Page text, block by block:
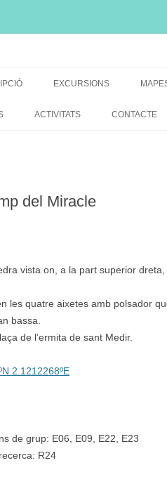
EXCURSIONS
DE GRUP
ACTIVITATS CONTACTE
del Miracle
vista on, a la part superior
les quatre aixetes amb polsador
bassa.
de l’ermita de sant Medir.
2.1212268ºE
de grup: E06, E09, E22, E23
R24